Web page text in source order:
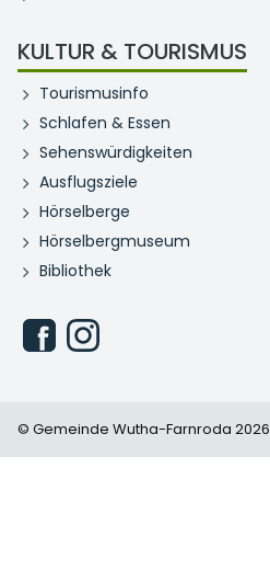
KULTUR & TOURISMUS
Tourismusinfo
Schlafen & Essen
Sehenswürdigkeiten
Ausflugsziele
Hörselberge
Hörselbergmuseum
Bibliothek
© Gemeinde Wutha-Farnroda 2026